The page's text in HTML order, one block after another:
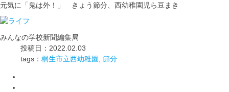
元気に「鬼は外！」 きょう節分、西幼稚園児ら豆まき
みんなの学校新聞編集局
投稿日：2022.02.03
tags： 桐生市立西幼稚園 節分